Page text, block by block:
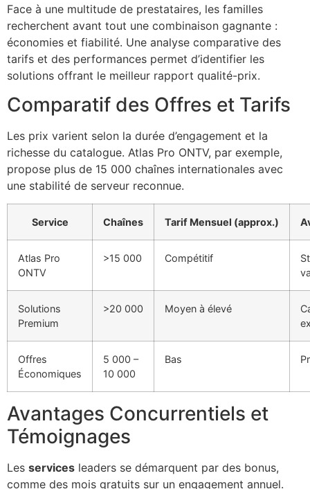
Face à une multitude de prestataires, les familles
recherchent avant tout une combinaison gagnante :
économies et fiabilité. Une analyse comparative des
tarifs et des performances permet d’identifier les
solutions offrant le meilleur rapport qualité-prix.
Comparatif des Offres et Tarifs
Les prix varient selon la durée d’engagement et la
richesse du catalogue. Atlas Pro ONTV, par exemple,
propose plus de 15 000 chaînes internationales avec
une stabilité de serveur reconnue.
Service Chaînes Tarif Mensuel (approx.)
Atlas Pro
ONTV
>15 000 Compétitif
Solutions
Premium
>20 000 Moyen à élevé
Offres
Économiques
5 000 –
10 000
Bas
Avantages Concurrentiels et
Témoignages
Les services leaders se démarquent par des bonus,
comme des mois gratuits sur un engagement annuel.